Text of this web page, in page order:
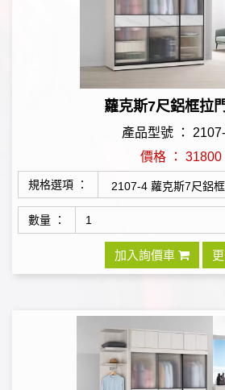
蘿克斯7尺鋁框拉
產品型號 ：
價格 ： 31800
規格選項 ：
數量 ：
加入詢價車